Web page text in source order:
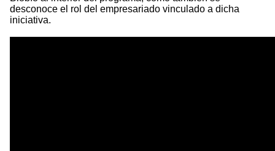
desconoce el rol del empresariado vinculado a dicha
iniciativa.